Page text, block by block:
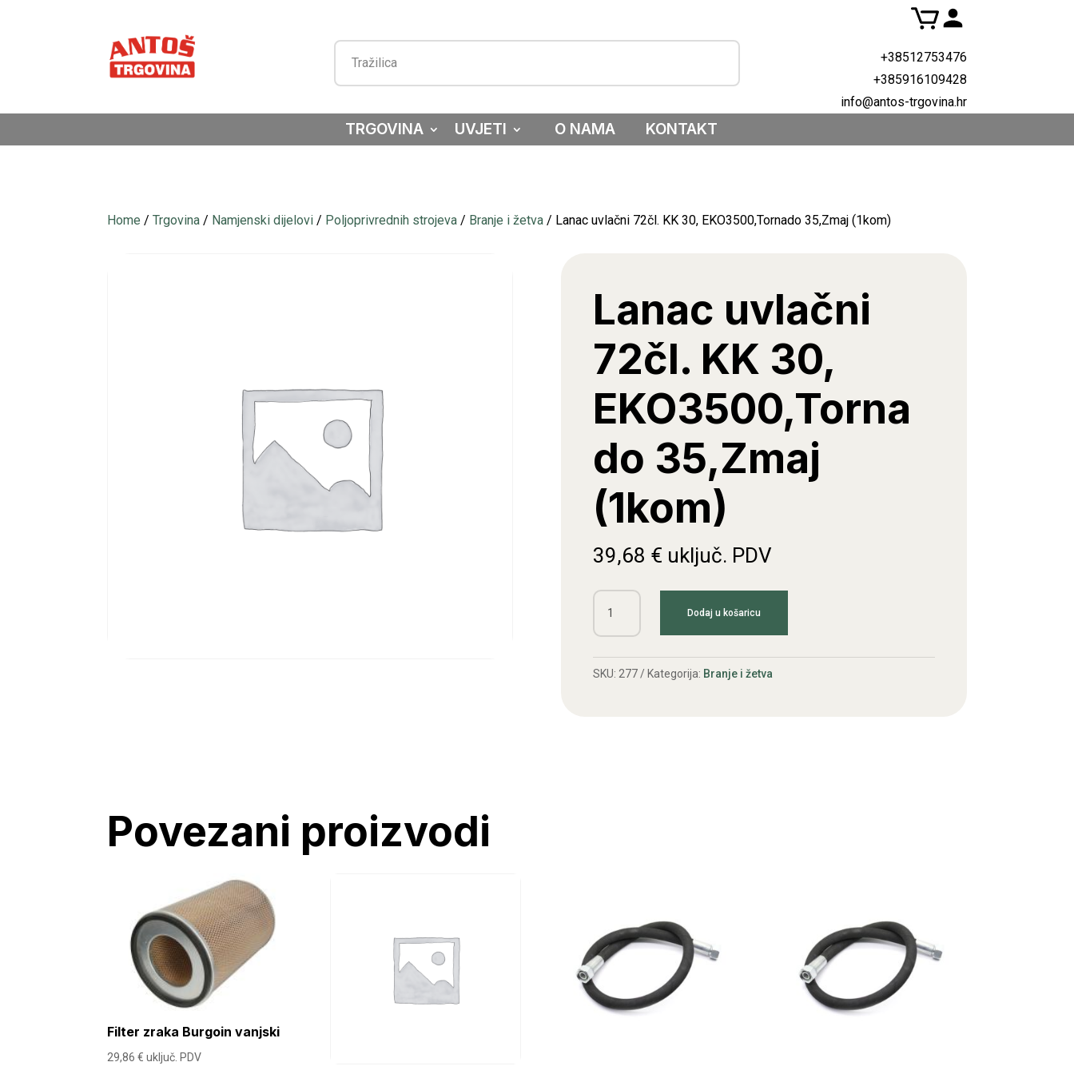
+38512753476
+385916109428
info@antos-trgovina.hr
TRGOVINA UVJETI O NAMA KONTAKT
Home /Trgovina / Namjenski dijelovi / Poljoprivrednih strojeva / Branje i žetva / Lanac uvlačni 72čl. KK 30, EKO3500,Tornado 35,Zmaj (1kom)
Lanac uvlačni
72čl. KK 30,
EKO3500,Torna
do 35,Zmaj
(1kom)
39,68 € uključ. PDV
Lanac
uvlačni
KK
Dodaj u košaricu
SKU: 277 Kategorija: Branje i žetva
Povezani proizvodi
Filter zraka Burgoin vanjski
29,86€ uključ. PDV